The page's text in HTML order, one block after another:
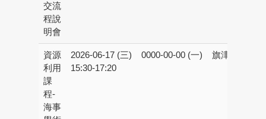
交流
程說
明會
資源
利用
課
程-
海事
2026-06-17 (三)
15:30-17:20
0000-00-00 (一) 旗津校區：